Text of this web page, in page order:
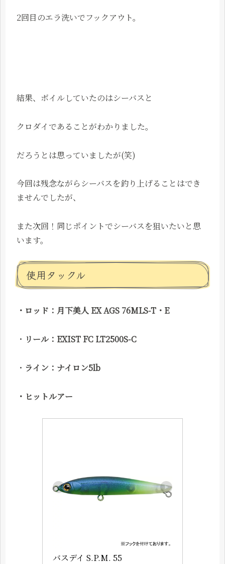
2回目のエラ洗いでフックアウト。
結果、ボイルしていたのはシーバスと
クロダイであることがわかりました。
だろうとは思っていましたが(笑)
今回は残念ながらシーバスを釣り上げることはでき
ませんでしたが、
また次回！同じポイントでシーバスを狙いたいと思
います。
使用タックル
・ロッド：月下美人 EX AGS 76MLS-T・E
・ リール： EXIST FC LT2500S-C
・ ライン：ナイロン5lb
・ヒットルアー
バスデイ S.P.M. 55